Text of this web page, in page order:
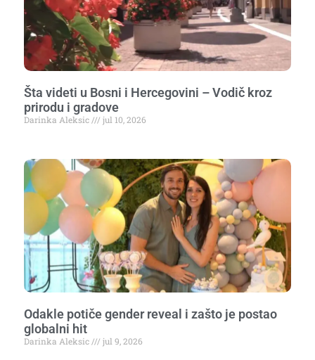
Šta videti u Bosni i Hercegovini – Vodič kroz
prirodu i gradove
Darinka Aleksic jul 10, 2026
Odakle potiče gender reveal i zašto je postao
globalni hit
Darinka Aleksic jul 9, 2026